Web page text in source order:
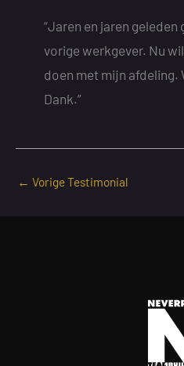
“Jaren en jaren
vorige werkgever. Nu
doen met mijn afdeling.
Dank.”
← Vorige Testimonial